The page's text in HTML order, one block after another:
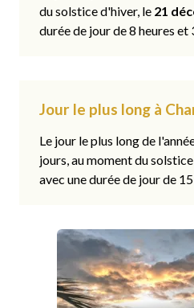
du solstice d'hiver, le 21
durée de jour de 8 heures et
Jour le plus long à
Le jour le plus long de
jours, au moment du
avec une durée de jour de